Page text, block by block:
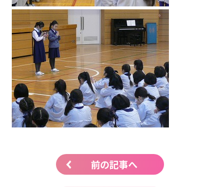
前の記事へ